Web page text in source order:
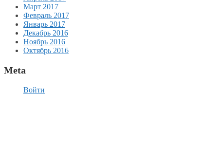
Март 2017
Февраль 2017
Январь 2017
Декабрь 2016
Ноябрь 2016
Октябрь 2016
Meta
Войти